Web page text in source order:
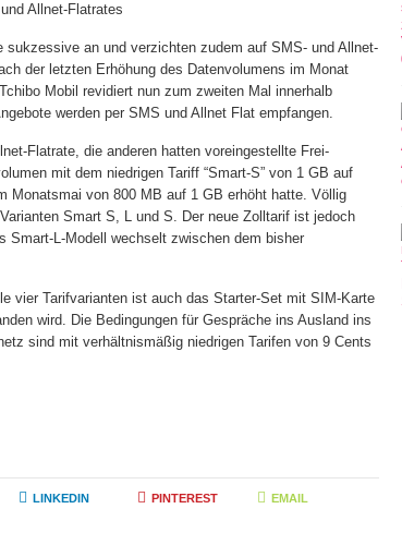
Allnet-Flatrates
an und verzichten zudem auf SMS- und Allnet-
der letzten Erhöhung des Datenvolumens im Monat
Mobil revidiert nun zum zweiten Mal innerhalb
werden per SMS und Allnet Flat empfangen.
Flatrate, die anderen hatten voreingestellte Frei-
mit dem niedrigen Tariff “Smart-S” von 1 GB auf
Monatsmai von 800 MB auf 1 GB erhöht hatte. Völlig
Smart S, L und S. Der neue Zolltarif ist jedoch
Smart-L-Modell wechselt zwischen dem bisher
vier Tarifvarianten ist auch das Starter-Set mit SIM-Karte
wird. Die Bedingungen für Gespräche ins Ausland ins
sind mit verhältnismäßig niedrigen Tarifen von 9 Cents
LINKEDIN PINTEREST EMAIL